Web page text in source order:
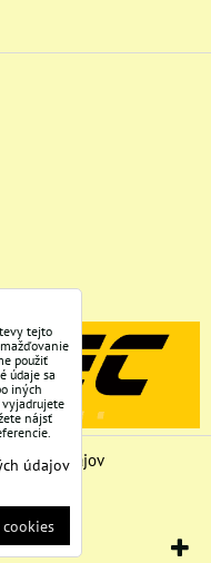
údajov
tejto
použiť
údaje sa
iných
nájsť
údajov